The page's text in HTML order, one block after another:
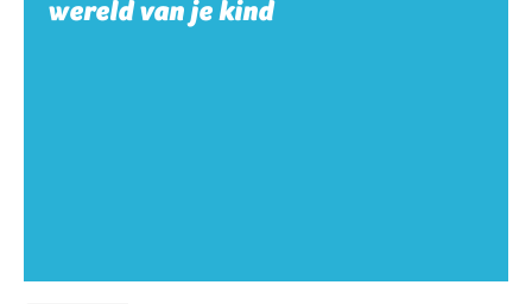
wereld van je kind